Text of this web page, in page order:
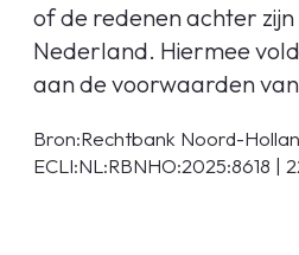
of de redenen achter
Nederland. Hiermee
aan de voorwaarden
Bron:Rechtbank Noord-
ECLI:NL:RBNHO:2025:8618 |